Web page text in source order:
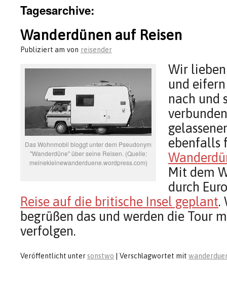
Tagesarchive:
Wanderdünen auf Reisen
Publiziert am von reisender
Das Wohnmobil bloggt unter dem Pseudonym
"Wanderdüne" über seine Reisen. (Quelle:
meinekleinewanderduene.wordpress.com)
Wir
und
nach und
ebenfalls
Mit dem
durch
Reise auf die britische Insel geplant.
begrüßen das und werden die Tour
verfolgen.
Veröffentlicht unter sonstwo Verschlagwortet mit